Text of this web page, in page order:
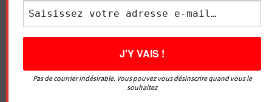
Le lien entre masturbation consciente et Tao du Sexe
Le lien entre masturbation et Tao sexuel peut être abordé
Pas de courrier indésirable. Vous pouvez vous désinscrire quand vous le
souhaitez